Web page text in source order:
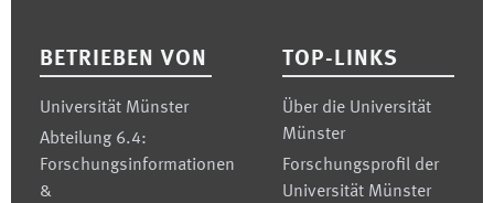
BETRIEBEN VON
Universität Münster
Abteilung 6.4:
Forschungsinformationen
&
TOP-LINKS
Über die Universität
Münster
Forschungsprofil der
Universität Münster